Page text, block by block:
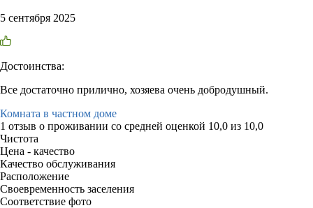
5 сентября 2025
Достоинства:
Все достаточно прилично, хозяева очень добродушный.
Комната в частном доме
1 отзыв о проживании со средней оценкой 10,0 из 10,0
Чистота
Цена - качество
Качество обслуживания
Расположение
Своевременность заселения
Соответствие фото